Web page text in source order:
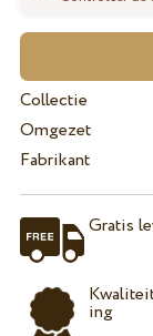
Collectie
Omgezet
Fabrikant
Gratis
ing